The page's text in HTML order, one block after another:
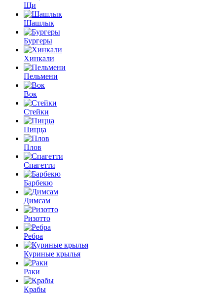
Щи
Шашлык
Бургеры
Хинкали
Пельмени
Вок
Стейки
Пицца
Плов
Спагетти
Барбекю
Димсам
Ризотто
Ребра
Куриные крылья
Раки
Крабы